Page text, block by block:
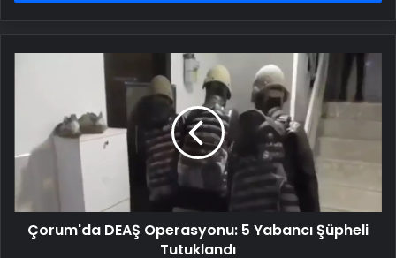
Yabancı
Şüpheli
Tutuklandı
Çorum'da DEAŞ Operasyonu: 5 Yabancı Şüpheli
Tutuklandı